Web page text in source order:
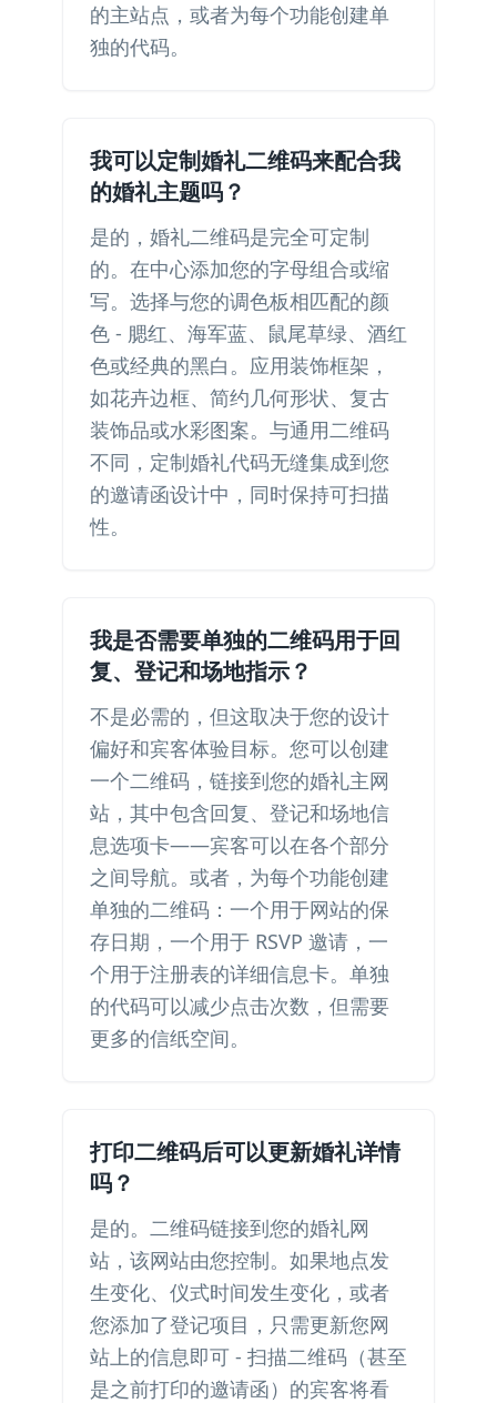
的主站点，或者为每个功能创建单
独的代码。
我可以定制婚礼二维码来配合我
的婚礼主题吗？
是的，婚礼二维码是完全可定制
的。在中心添加您的字母组合或缩
写。选择与您的调色板相匹配的颜
色 - 腮红、海军蓝、鼠尾草绿、酒红
色或经典的黑白。应用装饰框架，
如花卉边框、简约几何形状、复古
装饰品或水彩图案。与通用二维码
不同，定制婚礼代码无缝集成到您
的邀请函设计中，同时保持可扫描
性。
我是否需要单独的二维码用于回
复、登记和场地指示？
不是必需的，但这取决于您的设计
偏好和宾客体验目标。您可以创建
一个二维码，链接到您的婚礼主网
站，其中包含回复、登记和场地信
息选项卡——宾客可以在各个部分
之间导航。或者，为每个功能创建
单独的二维码：一个用于网站的保
存日期，一个用于 RSVP 邀请，一
个用于注册表的详细信息卡。单独
的代码可以减少点击次数，但需要
更多的信纸空间。
打印二维码后可以更新婚礼详情
吗？
是的。二维码链接到您的婚礼网
站，该网站由您控制。如果地点发
生变化、仪式时间发生变化，或者
您添加了登记项目，只需更新您网
站上的信息即可 - 扫描二维码（甚至
是之前打印的邀请函）的宾客将看